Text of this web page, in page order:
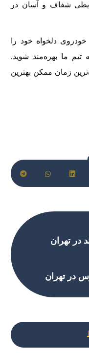
شفاف و آسان در
دلخواه خود را
و از پشتیبانی ۲۴ ساعته تیم ما بهره‌مند شوید.
زمان ممکن بهترین
در تهران
در تهران